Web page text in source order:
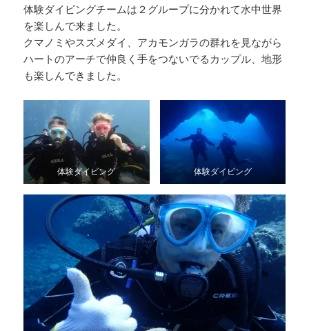
体験ダイビングチームは２グループに分かれて水中世界
を楽しんで来ました。
クマノミやスズメダイ、アカモンガラの群れを見ながら
ハートのアーチで仲良く手をつないでるカップル、地形
も楽しんできました。
体験ダイビング 体験ダイビング